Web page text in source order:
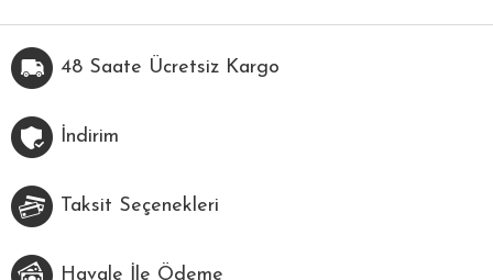
48 Saate Ücretsiz Kargo
İndirim
Taksit Seçenekleri
Havale İle Ödeme